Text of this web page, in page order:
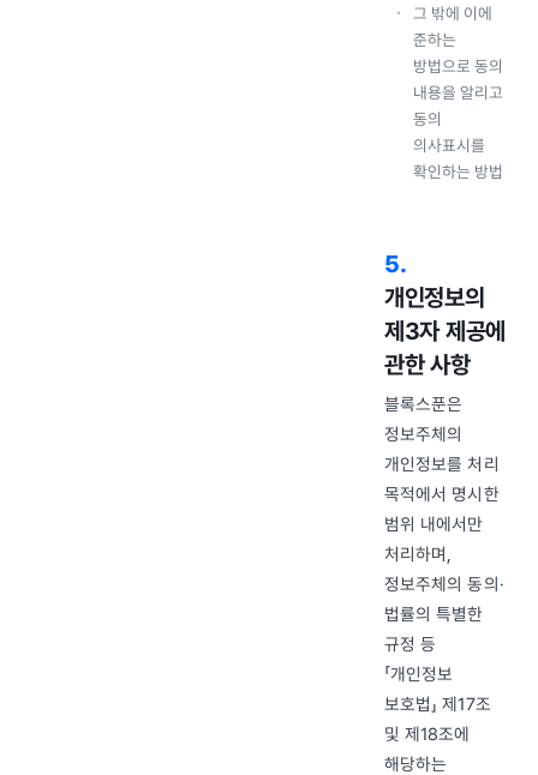
그 밖에 이에
준하는
방법으로 동의
내용을 알리고
동의
의사표시를
확인하는 방법
5.
개인정보의
제3자 제공에
관한 사항
블록스푼은
정보주체의
개인정보를 처리
목적에서 명시한
범위 내에서만
처리하며,
정보주체의 동의·
법률의 특별한
규정 등
「개인정보
보호법」 제17조
및 제18조에
해당하는